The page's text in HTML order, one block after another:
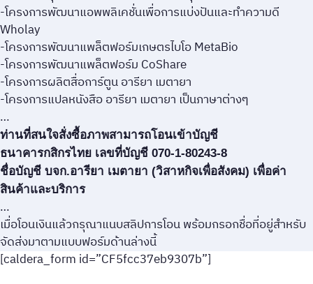
-โครงการพัฒนาแอพพลิเคชั่นเพื่อการแบ่งปันและทำความดี
Wholay
-โครงการพัฒนาแพล็ตฟอร์มเกษตรไบโอ MetaBio
-โครงการพัฒนาแพล็ตฟอร์ม CoShare
-โครงการผลิตสื่อการ์ตูน อารียา เมตายา
-โครงการแปลหนังสือ อารียา เมตายา เป็นภาษาต่างๆ
…
ท่านที่สนใจสั่งซื้อภาพสามารถโอนเข้าบัญชี
ธนาคารกสิกรไทย เลขที่บัญชี 070-1-80243-8
ชื่อบัญชี บจก.อารียา เมตายา (วิสาหกิจเพื่อสังคม) เพื่อค่า
สินค้าและบริการ
…
เมื่อโอนเงินแล้วกรุณาแนบสลิปการโอน พร้อมกรอกชื่อที่อยู่สำหรับ
จัดส่งมาตามแบบฟอร์มด้านล่างนี้
[caldera_form id=”CF5fcc37eb9307b”]